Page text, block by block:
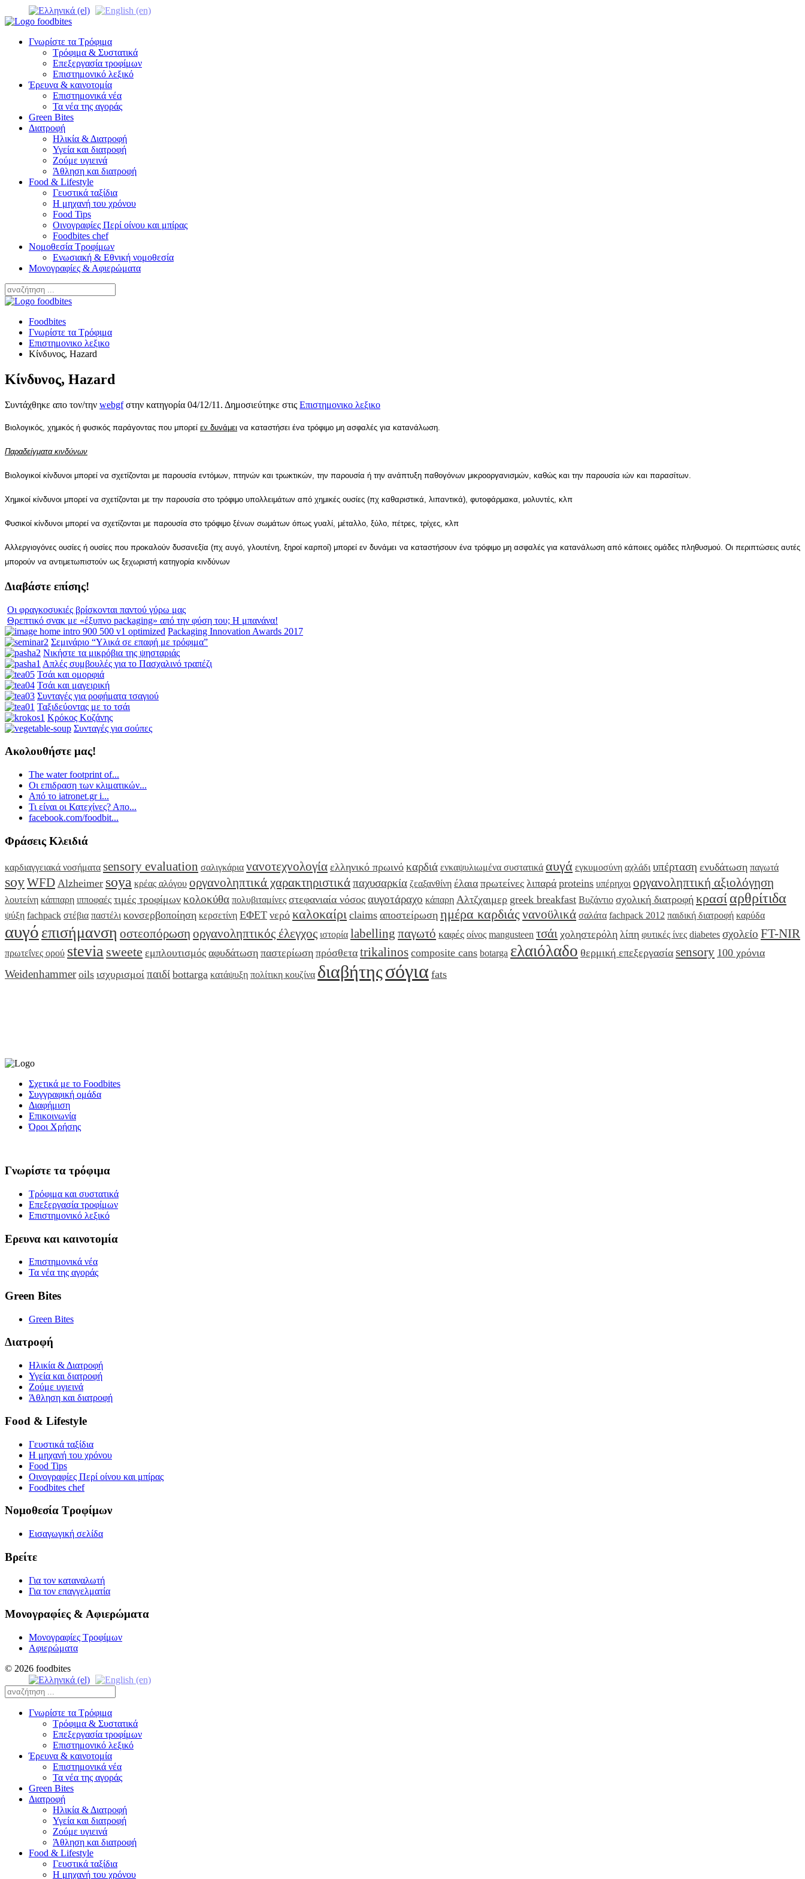
Γνωρίστε τα Τρόφιμα
Τρόφιμα & Συστατικά
Επεξεργασία τροφίμων
Επιστημονικό λεξικό
Έρευνα & καινοτομία
Επιστημονικά νέα
Τα νέα της αγοράς
Green Bites
Διατροφή
Ηλικία & Διατροφή
Υγεία και διατροφή
Ζούμε υγιεινά
Άθληση και διατροφή
Food & Lifestyle
Γευστικά ταξίδια
Η μηχανή του χρόνου
Food Tips
Οινογραφίες Περί οίνου και μπίρας
Foodbites chef
Νομοθεσία Τροφίμων
Ενωσιακή & Εθνική νομοθεσία
Μονογραφίες & Αφιερώματα
Foodbites
Γνωρίστε τα Τρόφιμα
Επιστημονικο λεξικο
Κίνδυνος, Hazard
Κίνδυνος, Hazard
Συντάχθηκε απο τον/την webgfστην κατηγορία 04/12/11 . Δημοσιεύτηκε στις Επιστημονικο λεξικο
Βιολογικός, χημικός ή φυσικός παράγοντας που μπορεί εν δυνάμει να καταστήσει ένα τρόφιμο μη ασφαλές για κατανάλωση.
Παραδείγματα κινδύνων
Βιολογικοί κίνδυνοι μπορεί να σχετίζονται με παρουσία εντόμων, πτηνών και τρωκτικών, την παρουσία ή την ανάπτυξη παθογόνων μικροοργανισμών, καθώς και την παρουσία ιών και παρασίτων.
Χημικοί κίνδυνοι μπορεί να σχετίζονται με την παρουσία στο τρόφιμο υπολλειμάτων από χημικές ουσίες (πχ καθαριστικά, λιπαντικά), φυτοφάρμακα, μολυντές, κλπ
Φυσικοί κίνδυνοι μπορεί να σχετίζονται με παρουσία στο τρόφιμο ξένων σωμάτων όπως γυαλί, μέταλλο, ξύλο, πέτρες, τρίχες, κλπ
Αλλεργιογόνες ουσίες ή ουσίες που προκαλούν δυσανεξία (πχ αυγό, γλουτένη, ξηροί καρποί) μπορεί εν δυνάμει να καταστήσουν ένα τρόφιμο μη ασφαλές για κατανάλωση από κάποιες ομάδες πληθυσμού. Οι περιπτώσεις αυτές
μπορούν να αντιμετωπιστούν ως ξεχωριστή κατηγορία κινδύνων
Διαβάστε επίσης!
Οι φραγκοσυκιές βρίσκονται παντού γύρω μας
Θρεπτικό σνακ με «έξυπνο packaging» από την φύση του; Η μπανάνα!
Packaging Innovation Awards 2017
Σεμινάριο “Υλικά σε επαφή με τρόφιμα”
Νικήστε τα μικρόβια της ψησταριάς
Απλές συμβουλές για το Πασχαλινό τραπέζι
Τσάι και ομορφιά
Τσάι και μαγειρική
Συνταγές για ροφήματα τσαγιού
Ταξιδεύοντας με το τσάι
Κρόκος Κοζάνης
Συνταγές για σούπες
Ακολουθήστε μας!
The water footprint of...
Οι επιδραση των κλιματικών...
Από το iatronet.gr i...
Τι είναι οι Κατεχίνες? Απο...
facebook.com/foodbit...
Φράσεις Κλειδιά
καρδιαγγειακά νοσήματα sensory evaluation σαλιγκάρια νανοτεχνολογία ελληνικό πρωινό καρδιά ενκαψυλιωμένα συστατικά αυγά εγκυμοσύνη αχλάδι υπέρταση ενυδάτωση παγωτά
soyWFD Alzheimer soya κρέας αλόγου οργανοληπτικά χαρακτηριστικάπαχυσαρκία ζεαξανθίνη έλαια πρωτείνες λιπαρά proteins υπέρηχοι οργανοληπτική αξιολόγηση
λουτείνη κάππαρη ιπποφαές τιμές τροφίμων κολοκύθα πολυβιταμίνες στεφανιαία νόσος αυγοτάραχο κάπαρη Αλτζχαιμερ greek breakfast Βυζάντιο σχολική διατροφή κρασί αρθρίτιδα
ψύξη fachpack στέβια παστέλι κονσερβοποίηση κερσετίνη ΕΦΕΤ νερό καλοκαίρι claims αποστείρωση ημέρα καρδιάς νανοϋλικά σαλάτα fachpack 2012 παιδική διατροφή καρύδα
αυγό επισήμανση οστεοπόρωση οργανοληπτικός έλεγχος ιστορία labelling παγωτό καφές οίνος mangusteen τσάι χοληστερόλη λίπη φυτικές ίνες diabetes σχολείο FT-NIR
πρωτεΐνες ορού stevia sweete εμπλουτισμός αφυδάτωση παστερίωση πρόσθετα trikalinos composite cans botarga ελαιόλαδο θερμική επεξεργασία sensory 100 χρόνια
Weidenhammer oils ισχυρισμοί παιδί bottarga κατάψυξη πολίτικη κουζίνα διαβήτηςσόγια fats
Σχετικά με το Foodbites
Συγγραφική ομάδα
Διαφήμιση
Επικοινωνία
Όροι Χρήσης
Γνωρίστε τα τρόφιμα
Τρόφιμα και συστατικά
Επεξεργασία τροφίμων
Επιστημονικό λεξικό
Ερευνα και καινοτομία
Επιστημονικά νέα
Τα νέα της αγοράς
Green Bites
Green Bites
Διατροφή
Ηλικία & Διατροφή
Υγεία και διατροφή
Ζούμε υγιεινά
Άθληση και διατροφή
Food & Lifestyle
Γευστικά ταξίδια
Η μηχανή του χρόνου
Food Tips
Οινογραφίες Περί οίνου και μπίρας
Foodbites chef
Νομοθεσία Τροφίμων
Εισαγωγική σελίδα
Βρείτε
Για τον καταναλωτή
Για τον επαγγελματία
Μονογραφίες & Αφιερώματα
Μονογραφίες Τροφίμων
Αφιερώματα
© 2026 foodbites
Γνωρίστε τα Τρόφιμα
Τρόφιμα & Συστατικά
Επεξεργασία τροφίμων
Επιστημονικό λεξικό
Έρευνα & καινοτομία
Επιστημονικά νέα
Τα νέα της αγοράς
Green Bites
Διατροφή
Ηλικία & Διατροφή
Υγεία και διατροφή
Ζούμε υγιεινά
Άθληση και διατροφή
Food & Lifestyle
Γευστικά ταξίδια
Η μηχανή του χρόνου